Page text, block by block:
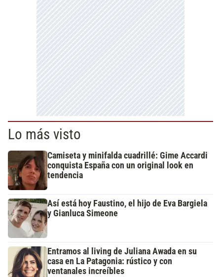
Lo más visto
Camiseta y minifalda cuadrillé: Gime Accardi
conquista España con un original look en
tendencia
Así está hoy Faustino, el hijo de Eva Bargiela
y Gianluca Simeone
Entramos al living de Juliana Awada en su
casa en La Patagonia: rústico y con
ventanales increíbles